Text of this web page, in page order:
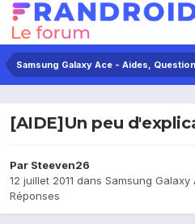
Samsung Galaxy Ace - Aides,
[AIDE]Un peu
Par Steeven26
12 juillet 2011 dans Samsung
Réponses